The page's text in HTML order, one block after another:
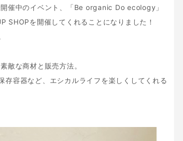
催中のイベント、「Be organic Do ecology」
を開催してくれることになりました！
敵な商材と販売方法。
容器など、エシカルライフを楽しくしてくれる